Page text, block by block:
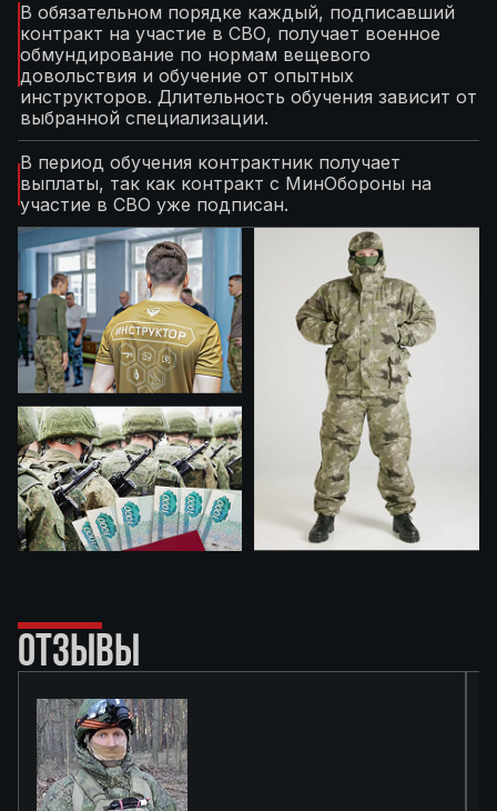
В обязательном порядке каждый, подписавший
контракт на участие в СВО, получает военное
обмундирование по нормам вещевого
довольствия и обучение от опытных
инструкторов. Длительность обучения зависит от
выбранной специализации.
В период обучения контрактник получает
выплаты, так как контракт с МинОбороны на
участие в СВО уже подписан.
ОТЗЫВЫ